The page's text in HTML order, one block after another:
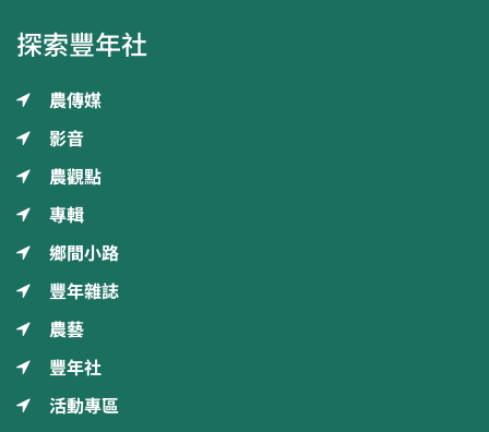
探索豐年社
農傳媒
影音
農觀點
專輯
鄉間小路
豐年雜誌
農藝
豐年社
活動專區